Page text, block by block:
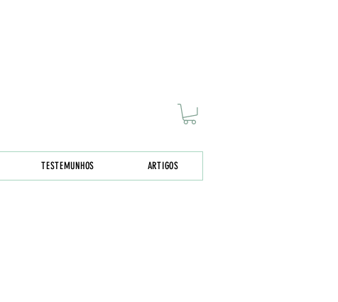
TESTEMUNHOS ARTIGOS